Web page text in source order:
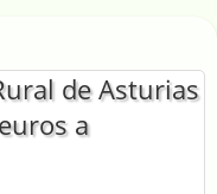
de Asturias
a